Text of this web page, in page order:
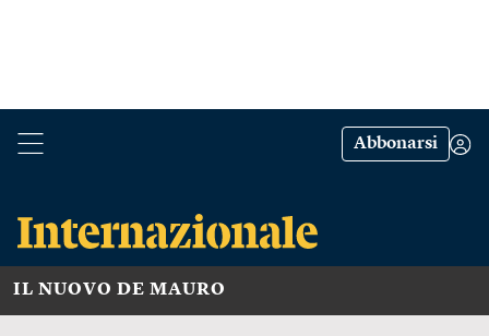
Abbonarsi
IL NUOVO DE MAURO